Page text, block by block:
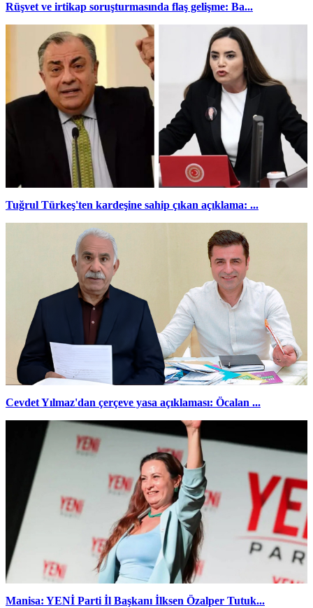
Rüşvet ve irtikap soruşturmasında flaş gelişme: Ba...
Tuğrul Türkeş'ten kardeşine sahip çıkan açıklama: ...
Cevdet Yılmaz'dan çerçeve yasa açıklaması: Öcalan ...
Manisa: YENİ Parti İl Başkanı İlksen Özalper Tutuk...